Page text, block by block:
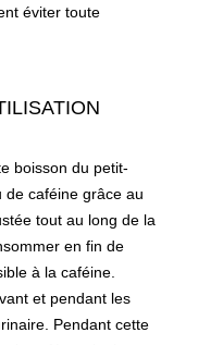
éviter toute
boisson du petit-
de caféine grâce au
tout au long de la
en fin de
à la caféine.
et pendant les
Pendant cette